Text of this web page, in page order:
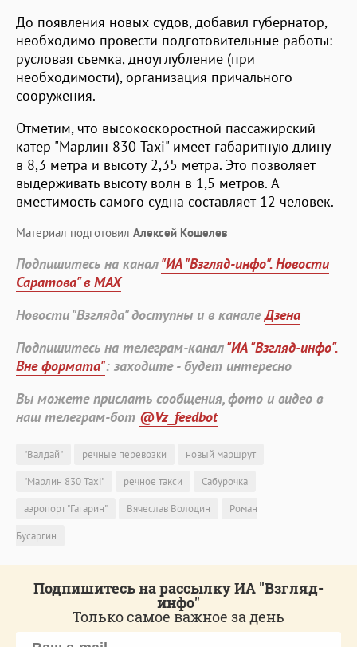
До появления новых судов, добавил губернатор,
необходимо провести подготовительные работы:
русловая съемка, дноуглубление (при
необходимости), организация причального
сооружения.
Отметим, что высокоскоростной пассажирский
катер "Марлин 830 Taxi" имеет габаритную длину
в 8,3 метра и высоту 2,35 метра. Это позволяет
выдерживать высоту волн в 1,5 метров. А
вместимость самого судна составляет 12 человек.
Материал подготовил Алексей Кошелев
Подпишитесь на канал"ИА "Взгляд-инфо". Новости
Саратова" в MAX
Новости "Взгляда" доступны и в каналеДзена
Подпишитесь на телеграм-канал"ИА "Взгляд-инфо".
Вне формата": заходите - будет интересно
Вы можете прислать сообщения, фото и видео в
наш телеграм-бот @Vz_feedbot
"Валдай" речные перевозки
новый маршрут
"Марлин 830 Taxi"
речное такси
Сабурочка
аэропорт "Гагарин"
Вячеслав Володин
Роман
Бусаргин
Подпишитесь на рассылку ИА "Взгляд-
инфо"
Только самое важное за день